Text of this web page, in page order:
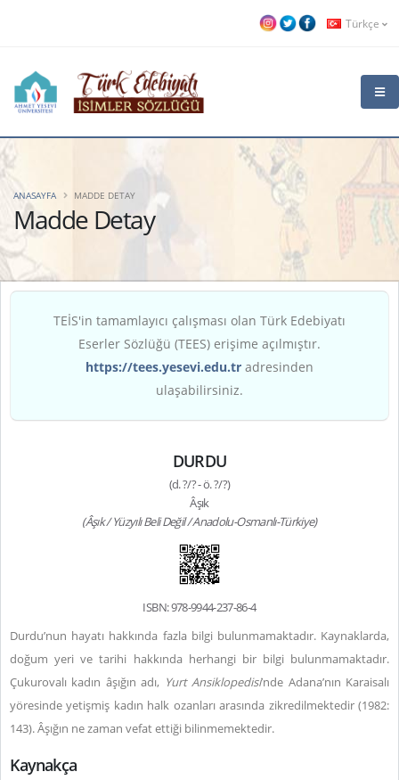
Türkçe
Madde Detay
ANASAYFA MADDE DETAY
TEİS'in tamamlayıcı çalışması olan Türk Edebiyatı
Eserler Sözlüğü (TEES) erişime açılmıştır.
https://tees.yesevi.edu.tr adresinden
ulaşabilirsiniz.
DURDU
(d. ?/? - ö. ?/?)
Âşık
(Âşık / Yüzyılı Beli Değil / Anadolu-Osmanlı-Türkiye)
ISBN: 978-9944-237-86-4
Durdu’nun hayatı hakkında fazla bilgi bulunmamaktadır. Kaynaklarda,
doğum yeri ve tarihi hakkında herhangi bir bilgi bulunmamaktadır.
Çukurovalı kadın âşığın adı, Yurt Ansiklopedisi’nde Adana’nın Karaisalı
yöresinde yetişmiş kadın halk ozanları arasında zikredilmektedir (1982:
143).Âşığın ne zaman vefat ettiği bilinmemektedir.
Kaynakça